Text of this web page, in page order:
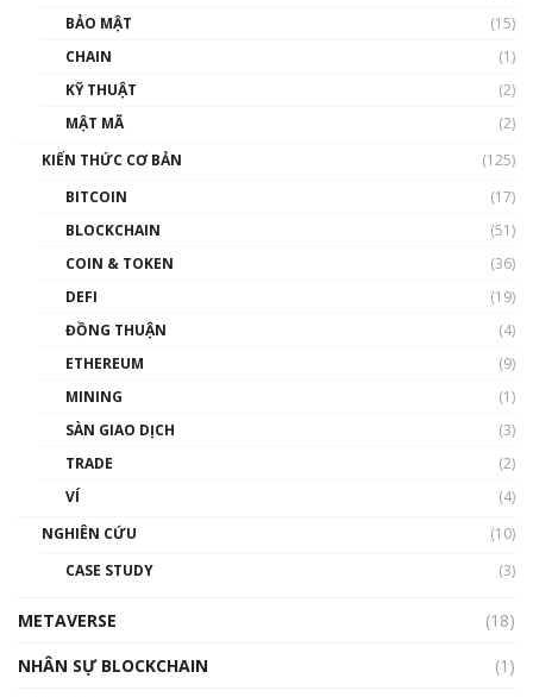
00:43:47
như thể nào?
00:39:31
Phổ cập Blockchain
thống & Crypto qua các cuộc chiến | Phổ cập
01:32:59
BẢO MẬT
(15)
CHAIN
(1)
KỸ THUẬT
(2)
MẬT MÃ
(2)
KIẾN THỨC CƠ BẢN
(125)
BITCOIN
(17)
BLOCKCHAIN
(51)
COIN & TOKEN
(36)
DEFI
(19)
ĐỒNG THUẬN
(4)
ETHEREUM
(9)
MINING
(1)
SÀN GIAO DỊCH
(3)
TRADE
(2)
VÍ
(4)
NGHIÊN CỨU
(10)
CASE STUDY
(3)
METAVERSE
(18)
NHÂN SỰ BLOCKCHAIN
(1)